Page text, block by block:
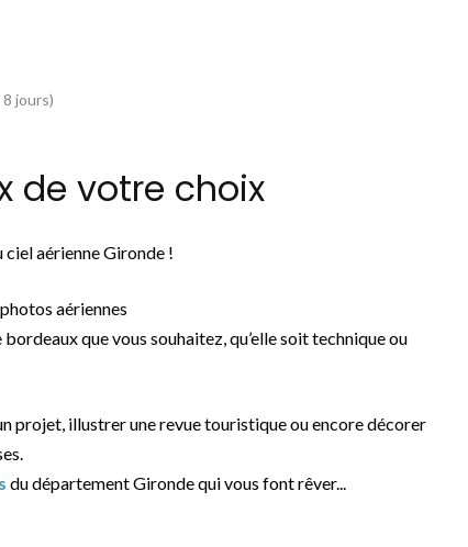
jours)
de votre choix
ciel aérienne Gironde !
aériennes
bordeaux que vous souhaitez, qu’elle soit technique ou
projet, illustrer une revue touristique ou encore décorer
du département Gironde qui vous font rêver...